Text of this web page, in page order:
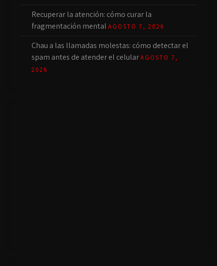
Recuperar la atención: cómo curar la
fragmentación mental AGOSTO 7, 2026
Chau a las llamadas molestas: cómo detectar el
spam antes de atender el celularAGOSTO 7,
2026